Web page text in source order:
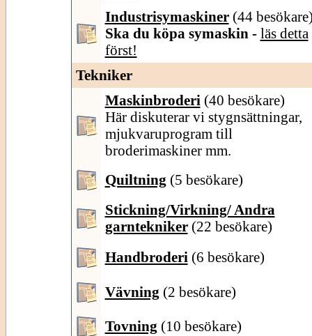
Industrisymaskiner (44
Ska du köpa symaskin - läs detta
först!
Tekniker
Maskinbroderi (40 besökare)
Här diskuterar vi stygnsättningar,
mjukvaruprogram till
broderimaskiner mm.
Quiltning (5 besökare)
Stickning/Virkning/ Andra
garntekniker (22 besökare)
Handbroderi (6 besökare)
Vävning (2 besökare)
Tovning (10 besökare)